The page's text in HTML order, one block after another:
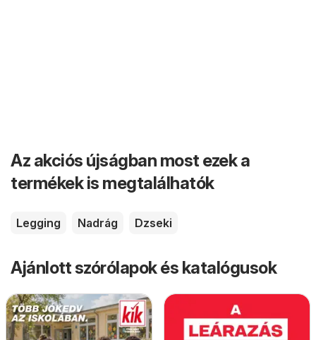
Az akciós újságban most ezek a
termékek is megtalálhatók
Legging Nadrág Dzseki
Ajánlott szórólapok és katalógusok